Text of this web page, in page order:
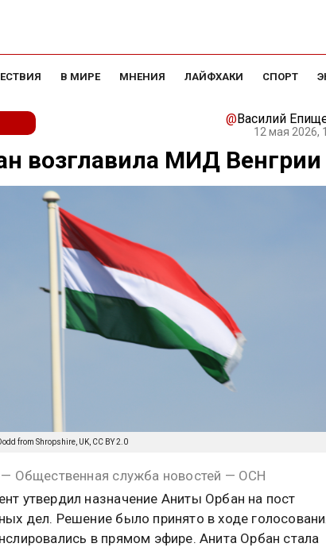
В МИРЕ МНЕНИЯ ЛАЙФХАКИ СПОРТ
@Василий
12 мая 2026,
возглавила МИД Венгрии
from Shropshire, UK, CC BY 2.0
Общественная служба новостей — ОСН
утвердил назначение Аниты Орбан на пост
дел. Решение было принято в ходе
в прямом эфире. Анита Орбан стала